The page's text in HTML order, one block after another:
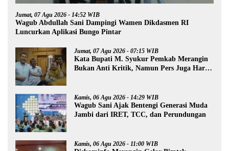
Jumat, 07 Agu 2026 - 14:52 WIB
Wagub Abdullah Sani Dampingi Wamen Dikdasmen RI
Luncurkan Aplikasi Bungo Pintar
Jumat, 07 Agu 2026 - 07:15 WIB
Kata Bupati M. Syukur Pemkab Merangin
Bukan Anti Kritik, Namun Pers Juga Harus
Kamis, 06 Agu 2026 - 14:29 WIB
Wagub Sani Ajak Bentengi Generasi Muda
Jambi dari IRET, TCC, dan Perundungan
Kamis, 06 Agu 2026 - 11:00 WIB